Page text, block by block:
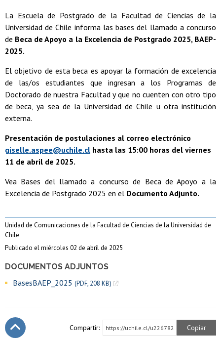
DOCUMENTOS ADJUNTOS
BasesBAEP_2025 (PDF, 208 KB)
La Escuela de Postgrado de la Facultad de Ciencias de la
Universidad de Chile informa las bases del llamado a concurso
de Beca de Apoyo a la Excelencia de Postgrado 2025, BAEP-
2025.
El objetivo de esta beca es apoyar la formación de excelencia
de las/os estudiantes que ingresan a los Programas de
Doctorado de nuestra Facultad y que no cuenten con otro tipo
de beca, ya sea de la Universidad de Chile u otra institución
externa.
Presentación de postulaciones al correo electrónico
giselle.aspee@uchile.cl hasta las 15:00 horas del viernes
11 de abril de 2025.
Vea Bases del llamado a concurso de Beca de Apoyo a la
Excelencia de Postgrado 2025 en el Documento Adjunto.
Unidad de Comunicaciones de la Facultad de Ciencias de la Universidad de
Chile
Publicado el miércoles 02 de abril de 2025
Compartir: https://uchile.cl/u226782 Copiar